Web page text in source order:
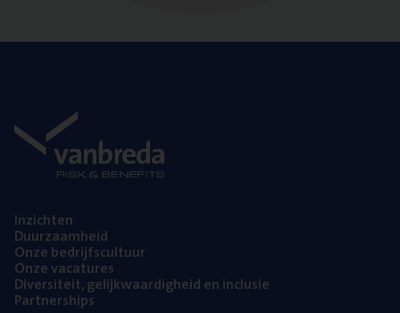
Inzich­ten
Duur­zaam­heid
Onze bedrijfs­cul­tuur
Onze vaca­tu­res
Diver­si­teit, gelijk­waar­dig­heid en inclusie
Part­ner­ships